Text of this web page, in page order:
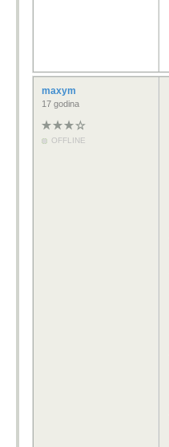
maxym
17 godina
OFFLINE